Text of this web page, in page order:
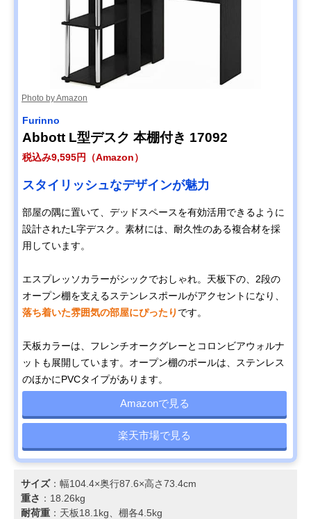
Photo by Amazon
‎Furinno
Abbott L型デスク 本棚付き ‎17092
税込み9,595円（Amazon）
スタイリッシュなデザインが魅力
部屋の隅に置いて、デッドスペースを有効活用できるように
設計されたL字デスク。素材には、耐久性のある複合材を採
用しています。
エスプレッソカラーがシックでおしゃれ。天板下の、2段の
オープン棚を支えるステンレスポールがアクセントになり、
落ち着いた雰囲気の部屋にぴったり です。
天板カラーは、フレンチオークグレーとコロンビアウォルナ
ットも展開しています。オープン棚のポールは、ステンレス
のほかにPVCタイプがあります。
Amazonで見る
楽天市場で見る
サイズ：幅104.4×奥行87.6×高さ73.4cm
重さ ：18.26kg
耐荷重 ：天板18.1kg、棚各4.5kg